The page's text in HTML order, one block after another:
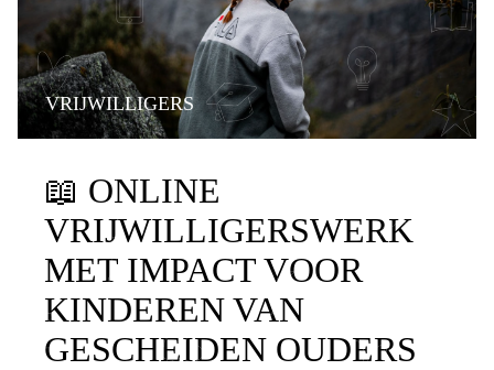
VRIJWILLIGERS
📖 ONLINE
VRIJWILLIGERSWERK
MET IMPACT VOOR
KINDEREN VAN
GESCHEIDEN OUDERS